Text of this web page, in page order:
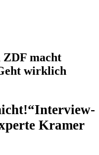
macht
wirklich
Interview-
Kramer